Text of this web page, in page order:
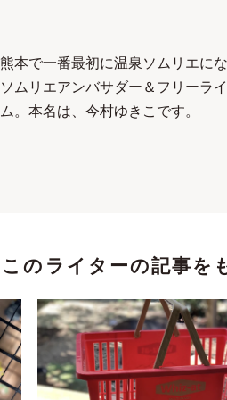
熊本で一番最初に温泉ソムリエに
ソムリエアンバサダー＆フリーラ
ム。本名は、今村ゆきこです。
このライターの記事を